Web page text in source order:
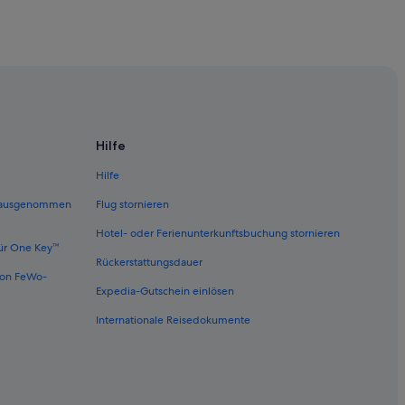
One Key™
FeWo-
Hilfe
Hilfe
Flug stornieren
Hotel- oder Ferienunterkunftsbuchung stornieren
Rückerstattungsdauer
Expedia-Gutschein einlösen
Internationale Reisedokumente